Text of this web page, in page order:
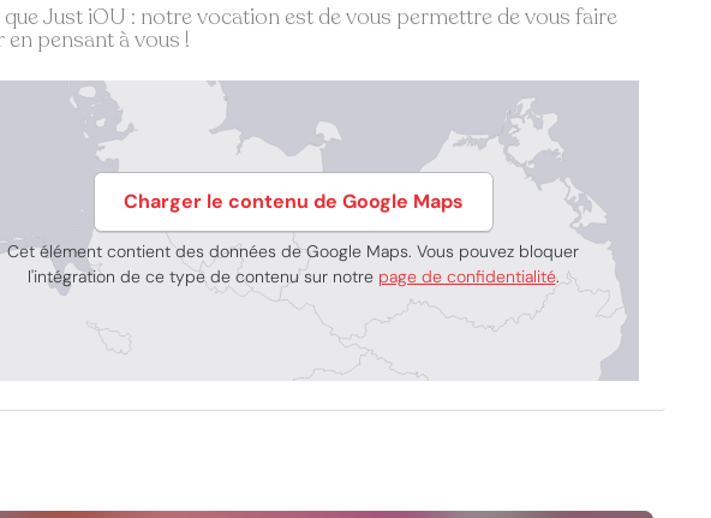
que Just iOU : notre vocation est de vous permettre de vous faire
en pensant à vous !
Charger le contenu de Google Maps
Cet élément contient des données de Google Maps. Vous pouvez bloquer
l'intégration de ce type de contenu sur notre page de confidentialité.